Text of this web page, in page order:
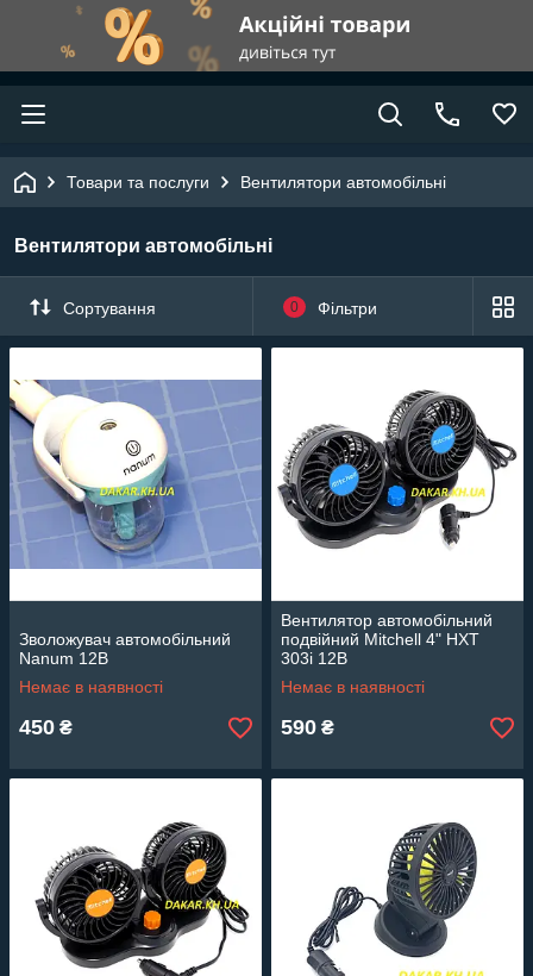
Товари та послуги Вентилятори автомобільні
Вентилятори автомобільні
Сортування 0 Фільтри
Зволожувач автомобільний
Nanum 12В
Немає в наявності
450 ₴
Вентилятор автомобільний
подвійний Mitchell 4" HXT
303i 12В
Немає в наявності
590 ₴